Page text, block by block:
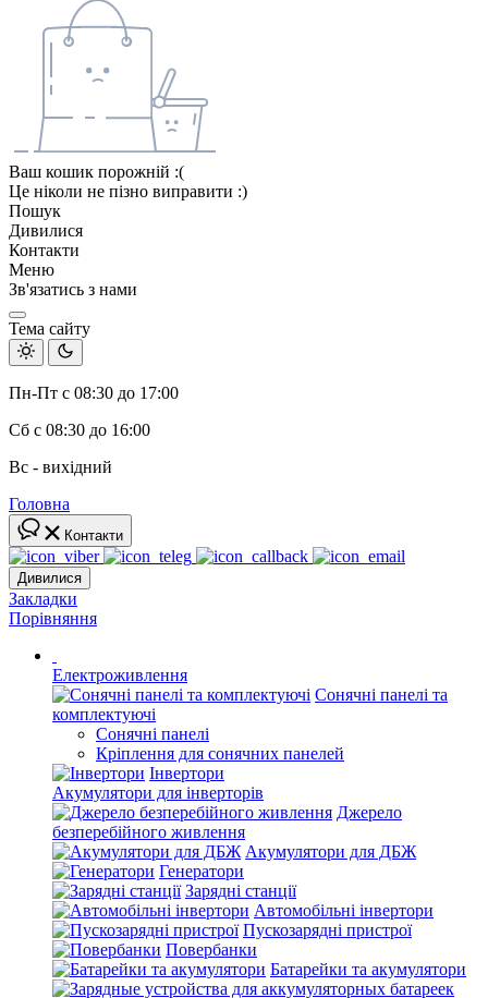
Ваш кошик порожній :(
Це ніколи не пізно виправити :)
Пошук
Дивилися
Контакти
Меню
Зв'язатись з нами
Тема сайту
Пн-Пт с 08:30 до 17:00
Сб с 08:30 до 16:00
Вс - вихідний
Головна
Контакти
Дивилися
Закладки
Порівняння
Електроживлення
Сонячні панелі та
комплектуючі
Сонячні панелі
Кріплення для сонячних панелей
Інвертори
Акумулятори для інверторів
Джерело
безперебійного живлення
Акумулятори для ДБЖ
Генератори
Зарядні станції
Автомобільні інвертори
Пускозарядні пристрої
Повербанки
Батарейки та акумулятори